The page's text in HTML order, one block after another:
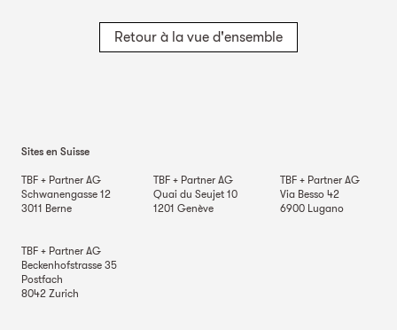
Retour à la vue d'ensemble
Sites en Suisse
TBF + Partner AG
Schwanengasse 12
3011 Berne
TBF + Partner AG
Quai du Seujet 10
1201 Genève
TBF + Partner AG
Via Besso 42
6900 Lugano
TBF + Partner AG
Beckenhofstrasse 35
Postfach
8042 Zurich